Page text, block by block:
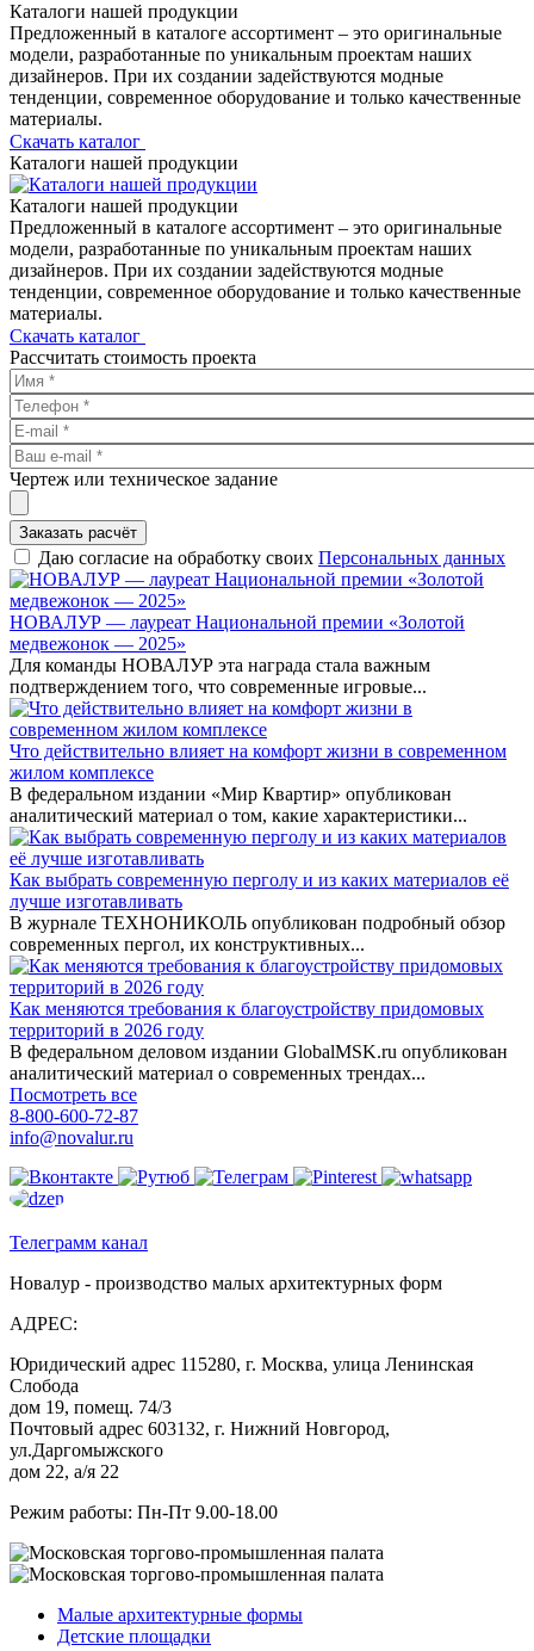
Каталоги нашей продукции
Предложенный в каталоге ассортимент – это оригинальные
модели, разработанные по уникальным проектам наших
дизайнеров. При их создании задействуются модные
тенденции, современное оборудование и только качественные
материалы.
Скачать каталог
Каталоги нашей продукции
Каталоги нашей продукции
Предложенный в каталоге ассортимент – это оригинальные
модели, разработанные по уникальным проектам наших
дизайнеров. При их создании задействуются модные
тенденции, современное оборудование и только качественные
материалы.
Скачать каталог
Рассчитать стоимость проекта
Чертеж или техническое задание
Заказать расчёт
Даю согласие на обработку своих Персональных данных
НОВАЛУР — лауреат Национальной премии «Золотой
медвежонок — 2025»
Для команды НОВАЛУР эта награда стала важным
подтверждением того, что современные игровые...
Что действительно влияет на комфорт жизни в современном
жилом комплексе
В федеральном издании «Мир Квартир» опубликован
аналитический материал о том, какие характеристики...
Как выбрать современную перголу и из каких материалов её
лучше изготавливать
В журнале ТЕХНОНИКОЛЬ опубликован подробный обзор
современных пергол, их конструктивных...
Как меняются требования к благоустройству придомовых
территорий в 2026 году
В федеральном деловом издании GlobalMSK.ru опубликован
аналитический материал о современных трендах...
Посмотреть все
8-800-600-72-87
info@novalur.ru
Телеграмм канал
Новалур - производство малых архитектурных форм
АДРЕС:
Юридический адрес 115280, г. Москва, улица Ленинская
Слобода
дом 19, помещ. 74/3
Почтовый адрес 603132, г. Нижний Новгород,
ул.Даргомыжского
дом 22, а/я 22
Режим работы: Пн-Пт 9.00-18.00
Малые архитектурные формы
Детские площадки